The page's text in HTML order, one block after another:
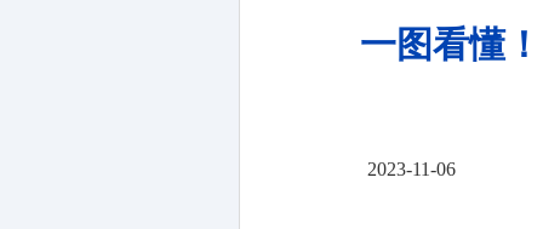
一图看懂
2023-11-06